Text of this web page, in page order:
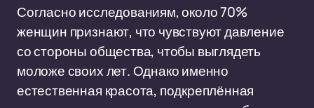
Согласно исследованиям, около 70%
женщин признают, что чувствуют давление
со стороны общества, чтобы выглядеть
моложе своих лет. Однако именно
естественная красота, подкреплённая